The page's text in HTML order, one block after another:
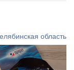
область